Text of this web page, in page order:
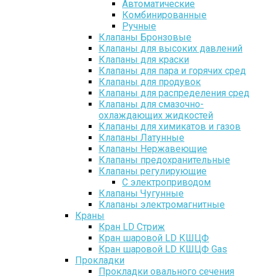
Автоматические
Комбинированные
Ручные
Клапаны Бронзовые
Клапаны для высоких давлений
Клапаны для краски
Клапаны для пара и горячих сред
Клапаны для продувок
Клапаны для распределения сред
Клапаны для смазочно-
охлаждающих жидкостей
Клапаны для химикатов и газов
Клапаны Латунные
Клапаны Нержавеющие
Клапаны предохранительные
Клапаны регулирующие
С электроприводом
Клапаны Чугунные
Клапаны электромагнитные
Краны
Кран LD Стриж
Кран шаровой LD КШЦФ
Кран шаровой LD КШЦФ Gas
Прокладки
Прокладки овального сечения